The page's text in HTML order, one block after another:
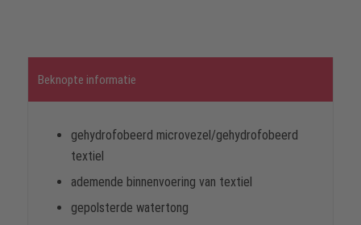
Beknopte informatie
gehydrofobeerd microvezel/gehydrofobeerd
textiel
ademende binnenvoering van textiel
gepolsterde watertong